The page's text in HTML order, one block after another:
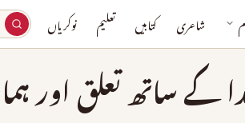
شاعری کتابیں تعلیم نوکریاں
کے ساتھ تعلق اور